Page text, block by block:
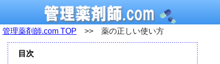
管理薬剤師.com TOP >> 薬の正しい使い方
目次